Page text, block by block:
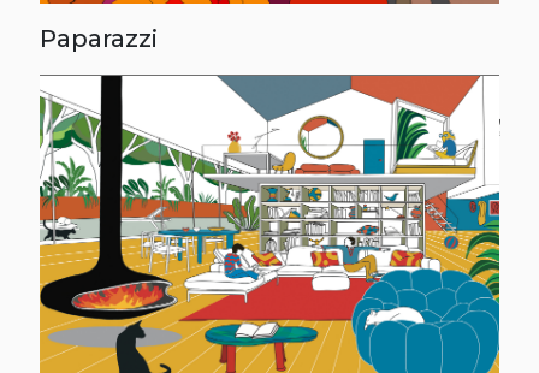
Paparazzi